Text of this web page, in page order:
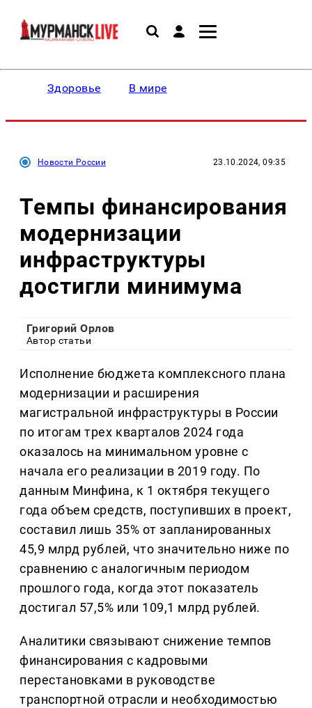
Здоровье В мире
Новости России 23.10.2024, 09:35
Темпы финансирования
модернизации
инфраструктуры
достигли минимума
Григорий Орлов
Автор статьи
Исполнение бюджета комплексного плана
модернизации и расширения
магистральной инфраструктуры в России
по итогам трех кварталов 2024 года
оказалось на минимальном уровне с
начала его реализации в 2019 году. По
данным Минфина, к 1 октября текущего
года объем средств, поступивших в проект,
составил лишь 35% от запланированных
45,9 млрд рублей, что значительно ниже по
сравнению с аналогичным периодом
прошлого года, когда этот показатель
достигал 57,5% или 109,1 млрд рублей.
Аналитики связывают снижение темпов
финансирования с кадровыми
перестановками в руководстве
транспортной отрасли и необходимостью